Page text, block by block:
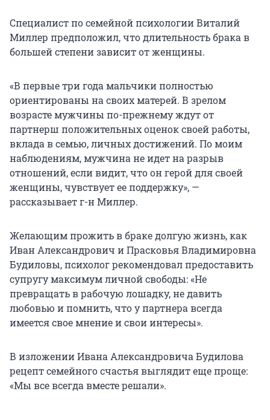
Специалист по семейной психологии Виталий
Миллер предположил, что длительность брака в
большей степени зависит от женщины.
«В первые три года мальчики полностью
ориентированы на своих матерей. В зрелом
возрасте мужчины по-прежнему ждут от
партнерш положительных оценок своей работы,
вклада в семью, личных достижений. По моим
наблюдениям, мужчина не идет на разрыв
отношений, если видит, что он герой для своей
женщины, чувствует ее поддержку», —
рассказывает г-н Миллер.
Желающим прожить в браке долгую жизнь, как
Иван Александрович и Прасковья Владимировна
Будиловы, психолог рекомендовал предоставить
супругу максимум личной свободы: «Не
превращать в рабочую лошадку, не давить
любовью и помнить, что у партнера всегда
имеется свое мнение и свои интересы».
В изложении Ивана Александровича Будилова
рецепт семейного счастья выглядит еще проще:
«Мы все всегда вместе решали».